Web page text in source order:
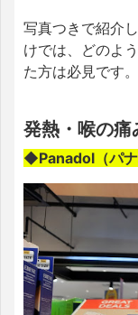
写真つきで紹介
けでは、どのよ
た方は必見です。
発熱・喉の痛
◆Panadol（パナ